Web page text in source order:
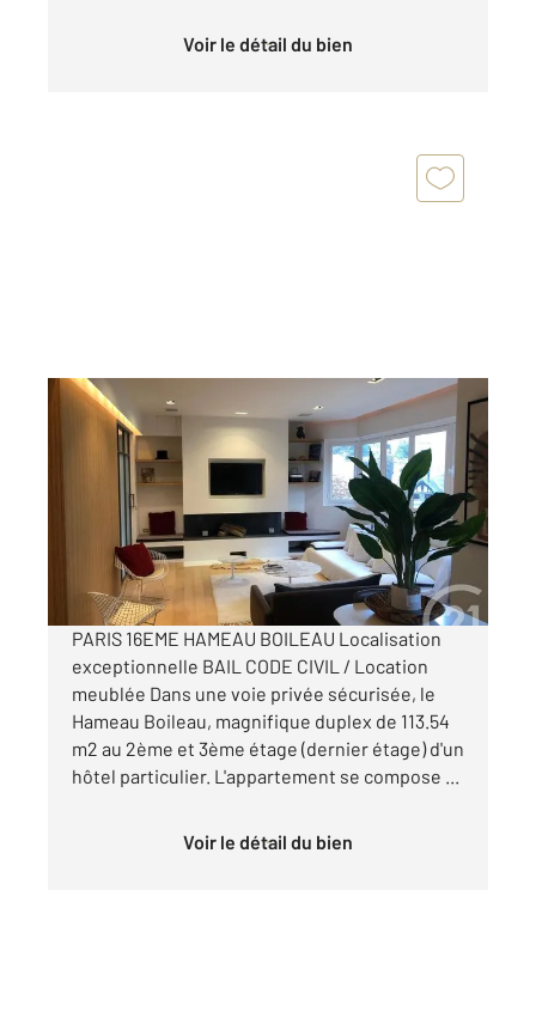
Voir le détail du bien
PARIS 75016
113,54 m , 4 pièces
Ref : 10233
Appartement F4 à louer
3 995 €
par mois charges comprises
PARIS 16EME HAMEAU BOILEAU Localisation
exceptionnelle BAIL CODE CIVIL / Location
meublée Dans une voie privée sécurisée, le
Hameau Boileau, magnifique duplex de 113.54
m2 au 2ème et 3ème étage (dernier étage) d'un
hôtel particulier. L'appartement se compose ...
Voir le détail du bien